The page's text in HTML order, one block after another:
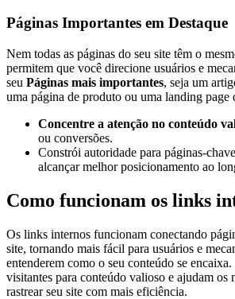
Páginas Importantes em Destaque
Nem todas as páginas do seu site têm o
permitem que você direcione usuários e
seu Páginas mais importantes, seja um
uma página de produto ou uma landing page
Concentre a atenção no conteúdo
ou conversões.
Constrói autoridade para páginas-
alcançar melhor posicionamento ao
Como funcionam os links
Os links internos funcionam conectando
site, tornando mais fácil para usuários e
entenderem como o seu conteúdo se
visitantes para conteúdo valioso e ajudam os
rastrear seu site com mais eficiência.